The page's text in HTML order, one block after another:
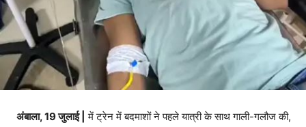
अंबाला, 19 जुलाई | में ट्रेन में बदमाशों ने पहले यात्री के साथ गाली-गलौज की,